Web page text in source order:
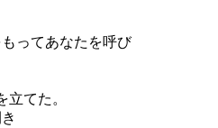
ってあなたを呼び
てた。